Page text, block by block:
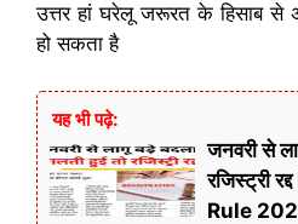
उत्तर हां घरेलू जरूरत के हिसाब से
हो सकता है
यह भी पढ़े:
जनवरी से
रजिस्ट्री
Rule